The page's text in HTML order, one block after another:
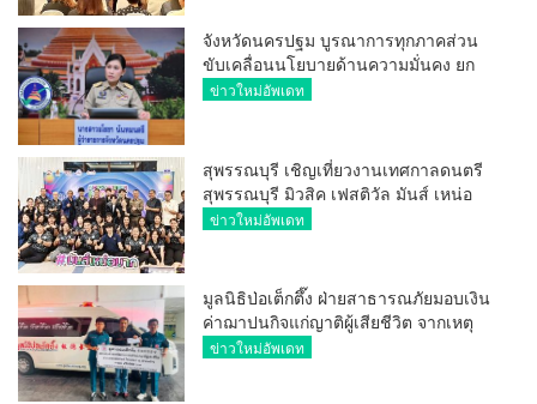
จังหวัดนครปฐม บูรณาการทุกภาคส่วน
ขับเคลื่อนนโยบายด้านความมั่นคง ยก
ระดับการป้องกันอาชญากรรมทาง
ข่าวใหม่อัพเดท
สุพรรณบุรี เชิญเที่ยวงานเทศกาลดนตรี
สุพรรณบุรี มิวสิค เฟสติวัล มันส์ เหน่อ
มาก
ข่าวใหม่อัพเดท
มูลนิธิป่อเต็กตึ๊ง ฝ่ายสาธารณภัยมอบเงิน
ค่าฌาปนกิจแก่ญาติผู้เสียชีวิต จากเหตุ
เพลิงไหม้ โรงเบียร์ ณ ลาดพร้าว จำนวน
ข่าวใหม่อัพเดท